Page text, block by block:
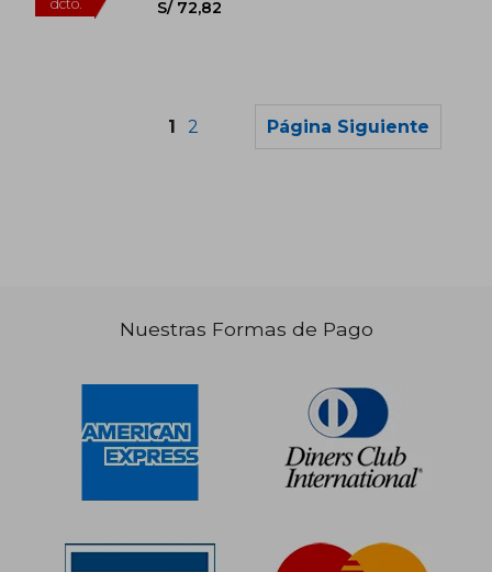
dcto. S/ 61,83 dcto.
1 2 Página Siguiente
Nuestras Formas de Pago